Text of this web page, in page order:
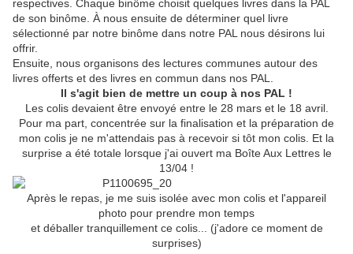
respectives. Chaque binôme choisit quelques livres dans la PAL
de son binôme. À nous ensuite de déterminer quel livre
sélectionné par notre binôme dans notre PAL nous désirons lui
offrir.
Ensuite, nous organisons des lectures communes autour des
livres offerts et des livres en commun dans nos PAL.
Il s'agit bien de mettre un coup à nos PAL !
Les colis devaient être envoyé entre le 28 mars et le 18 avril.
Pour ma part, concentrée sur la finalisation et la préparation de
mon colis je ne m'attendais pas à recevoir si tôt mon colis. Et la
surprise a été totale lorsque j'ai ouvert ma Boîte Aux Lettres le
13/04 !
Après le repas, je me suis isolée avec mon colis et l'appareil
photo pour prendre mon temps
et déballer tranquillement ce colis... (j'adore ce moment de
surprises)